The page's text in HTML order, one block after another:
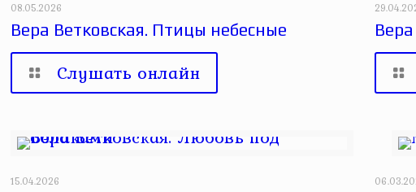
08.05.2026
Вера Ветковская. Птицы небесные
Слушать онлайн
15.04.2026